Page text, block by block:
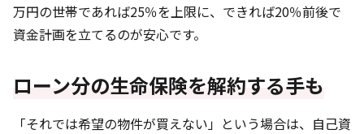
万円の世帯であれば25％を上限に、できれば20％前後で
資金計画を立てるのが安心です。
ローン分の生命保険を解約する手も
「それでは希望の物件が買えない」という場合は、自己資